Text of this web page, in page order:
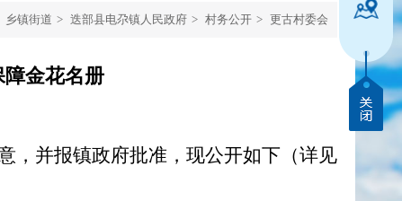
乡镇街道 > 迭部县电尕镇人民政府 > 村务公开 > 更古村委会
障金花名册
，并报镇政府批准，现公开如下（详见